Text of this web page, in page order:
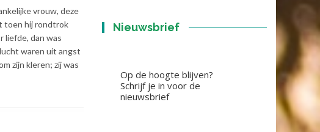
vrouw, deze
toen hij rondtrok
liefde, dan was
waren uit angst
zijn kleren; zij was
Nieuwsbrief
Op de hoogte blijven?
Schrijf je in voor de
nieuwsbrief